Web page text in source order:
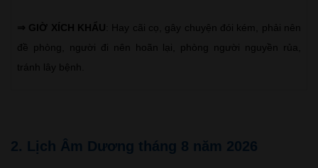
⇒ GIỜ XÍCH KHẨU : Hay cãi cọ, gây chuyện đói kém, phải nên
đề phòng, người đi nên hoãn lại, phòng người nguyền rủa,
tránh lây bệnh.
2. Lịch Âm Dương tháng 8 năm 2026